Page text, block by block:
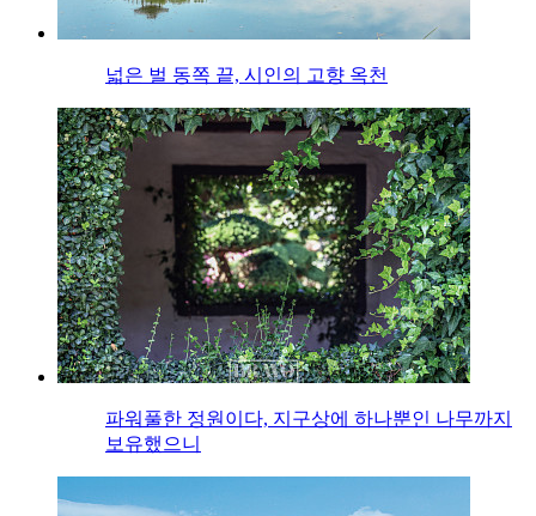
넓은 벌 동쪽 끝, 시인의 고향 옥천
파워풀한 정원이다, 지구상에 하나뿐인 나무까지
보유했으니